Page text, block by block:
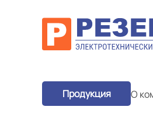
Продукция О